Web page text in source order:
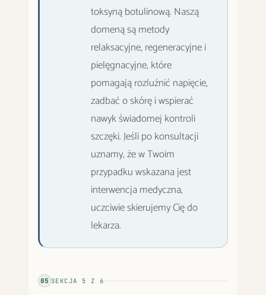
toksyną botulinową. Naszą
domeną są metody
relaksacyjne, regeneracyjne i
pielęgnacyjne, które
pomagają rozluźnić napięcie,
zadbać o skórę i wspierać
nawyk świadomej kontroli
szczęki. Jeśli po konsultacji
uznamy, że w Twoim
przypadku wskazana jest
interwencja medyczna,
uczciwie skierujemy Cię do
lekarza.
05 SEKCJA 5 Z6